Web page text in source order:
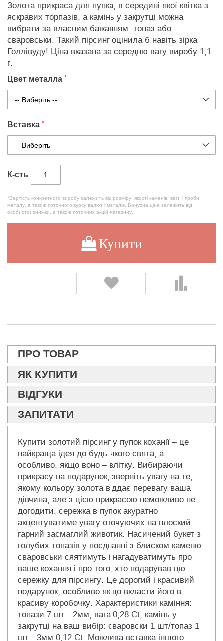
Золота прикраса для пупка, в середині якої квітка з
яскравих торпазів, а камінь у закрутці можна
вибрати за власним бажанням: топаз або
сваровськи. Такий пірсинг оцінила б навіть зірка
Голлівуду! Ціна вказана за середню вагу виробу 1,1
г.
Цвет металла
Вставка
К-сть
*Вартість конкретного виробу залежить від розміру, якості каменів, ваги і проби
металу, а також поточного курсу валют і металів. Бонусна ціна залежить від
особистої знижки, а також поточних акцій магазину.
Купити
ПРО ТОВАР
ЯК КУПИТИ
ВІДГУКИ
ЗАПИТАТИ
Купити золотий пірсинг у пупок коханії – це
найкраща ідея до будь-якого свята, а
особливо, якщо воно – влітку. Вибираючи
прикрасу на подарунок, зверніть увагу на те,
якому кольору золота віддає перевагу ваша
дівчина, але з цією прикрасою неможливо не
догодити, сережка в пупок акуратно
акцентуватиме увагу оточуючих на плоский
гарний засмаглий животик. Насичений букет з
голубих топазів у поєднанні з блиском каменю
сваровськи сяятимуть і нагадуватимуть про
ваше кохання і про того, хто подарував цю
сережку для пірсингу. Це дорогий і красивий
подарунок, особливо якщо вкласти його в
красиву коробочку. Характеристики каміння:
топази 7 шт - 2мм, вага 0,28 Ct, камінь у
закрутці на ваш вибір: сваровски 1 шт/топаз 1
шт - 3мм 0,12 Ct. Можлива вставка іншого